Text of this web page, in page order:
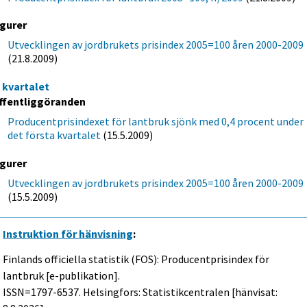
Utvecklingen av jordbrukets prisindex 2005=100 åren 2000-2009
(21.8.2009)
kvartalet
Producentprisindexet för lantbruk sjönk med 0,4 procent under
det första kvartalet (15.5.2009)
Utvecklingen av jordbrukets prisindex 2005=100 åren 2000-2009
(15.5.2009)
Instruktion för hänvisning:
Finlands officiella statistik (FOS): Producentprisindex för
lantbruk [e-publikation].
ISSN=1797-6537. Helsingfors: Statistikcentralen [hänvisat: